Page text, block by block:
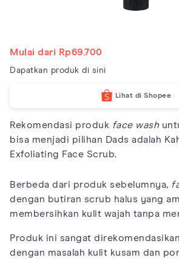
Mulai dari Rp69.700
Dapatkan produk di sini
Lihat di Shopee
Rekomendasi produk face wash
bisa menjadi pilihan Dads adalah
Exfoliating Face Scrub.
Berbeda dari produk sebelumnya,
dengan butiran scrub halus yang
membersihkan kulit wajah tanpa
Produk ini sangat
dengan masalah kulit kusam dan